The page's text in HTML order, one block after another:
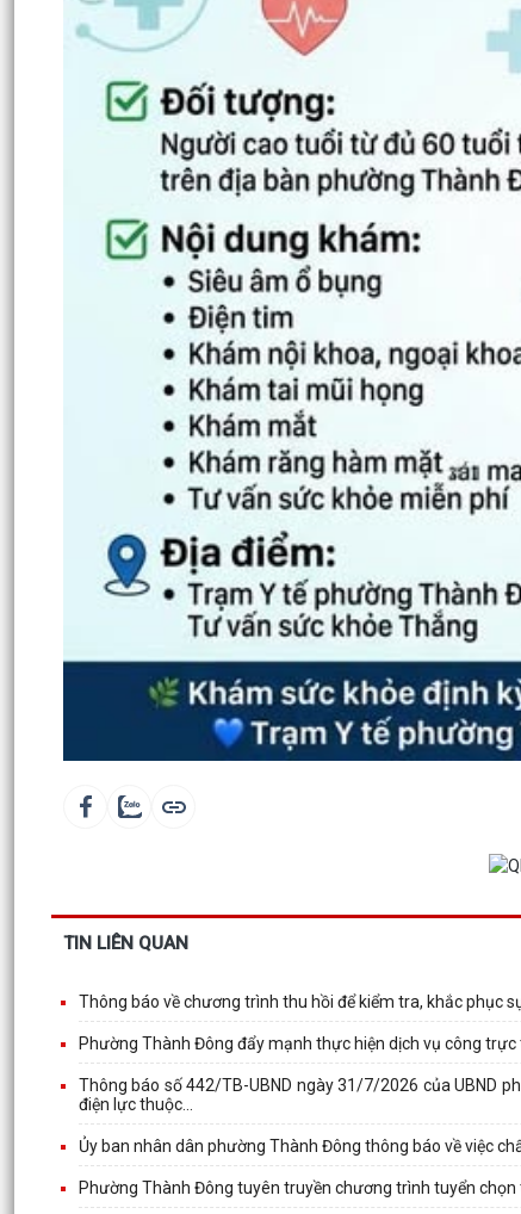
TIN LIÊN QUAN
Thông báo về chương trình thu hồi để kiểm tra, khắc phục
Phường Thành Đông đẩy mạnh thực hiện dịch vụ công
Thông báo số 442/TB-UBND ngày 31/7/2026 của UBND
điện lực thuộc...
Ủy ban nhân dân phường Thành Đông thông báo về việc
Phường Thành Đông tuyên truyền chương trình tuyển